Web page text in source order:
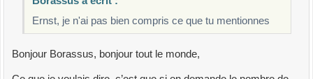
Ernst, je n'ai pas bien compris ce que tu mentionnes
Bonjour Borassus, bonjour tout le monde,